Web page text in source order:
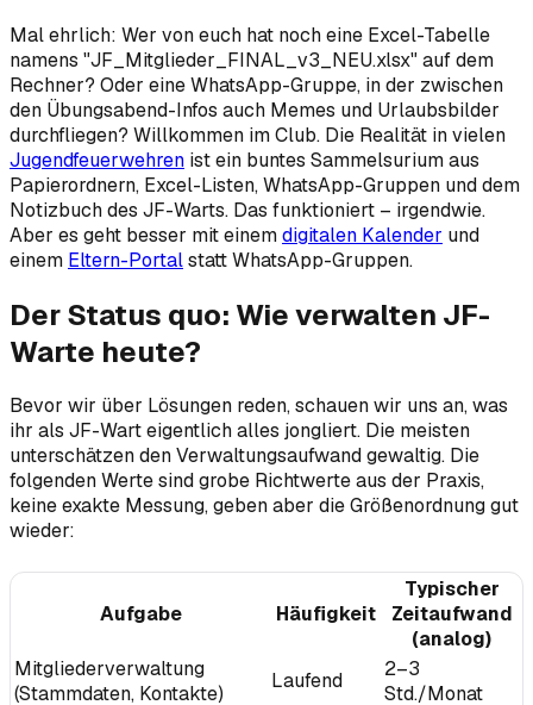
Mal ehrlich: Wer von euch hat noch eine Excel-Tabelle
namens "JF_Mitglieder_FINAL_v3_NEU.xlsx" auf dem
Rechner? Oder eine WhatsApp-Gruppe, in der zwischen
den Übungsabend-Infos auch Memes und Urlaubsbilder
durchfliegen? Willkommen im Club. Die Realität in vielen
Jugendfeuerwehren ist ein buntes Sammelsurium aus
Papierordnern, Excel-Listen, WhatsApp-Gruppen und dem
Notizbuch des JF-Warts. Das funktioniert – irgendwie.
Aber es geht besser mit einemdigitalen Kalender und
einem Eltern-Portalstatt WhatsApp-Gruppen.
Der Status quo: Wie verwalten JF-
Warte heute?
Bevor wir über Lösungen reden, schauen wir uns an, was
ihr als JF-Wart eigentlich alles jongliert. Die meisten
unterschätzen den Verwaltungsaufwand gewaltig. Die
folgenden Werte sind grobe Richtwerte aus der Praxis,
keine exakte Messung, geben aber die Größenordnung gut
wieder:
Aufgabe Häufigkeit
Typischer
Zeitaufwand
(analog)
Mitgliederverwaltung
(Stammdaten, Kontakte)
Laufend
2–3
Std./Monat